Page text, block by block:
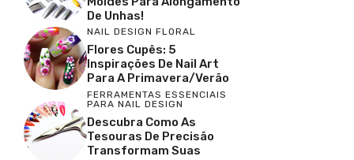
De Unhas!
NAIL DESIGN FLORAL
Flores Cupês: 5
Inspirações De Nail Art
Para A Primavera/Verão
FERRAMENTAS ESSENCIAIS
PARA NAIL DESIGN
Descubra Como As
Tesouras De Precisão
Transformam Suas